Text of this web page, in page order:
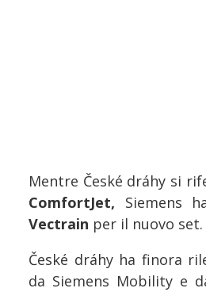
Mentre České dráhy si
ComfortJet, Siemens
Vectrain per il nuovo set.
České dráhy ha finora
da Siemens Mobility e